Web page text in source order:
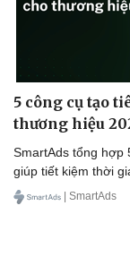
5 công cụ tạo
thương hiệu
SmartAds tổng hợp
giúp tiết kiệm thời
| SmartAds